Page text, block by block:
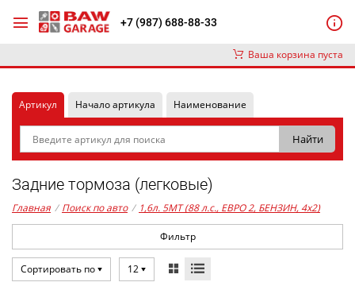
+7 (987) 688-88-33
Ваша корзина пуста
Артикул Начало артикула Наименование
Задние тормоза (легковые)
Главная / Поиск по авто / 1,6л. 5MT (88 л.с., ЕВРО 2, БЕНЗИН, 4x2)
Фильтр
Сортировать по 12